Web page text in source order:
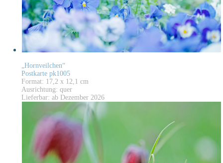
„Hornveilchen“
Postkarte pk1005
Format: 17,2 x 12,1 cm
Ausrichtung: quer
Lieferbar: ab Dezember 2026